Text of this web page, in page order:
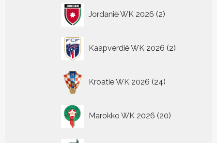
Jordanië WK 2026 2
producten
Kaapverdië WK 2026 2
producten
Kroatië WK 2026 24
producten
Marokko WK 2026 20
producten